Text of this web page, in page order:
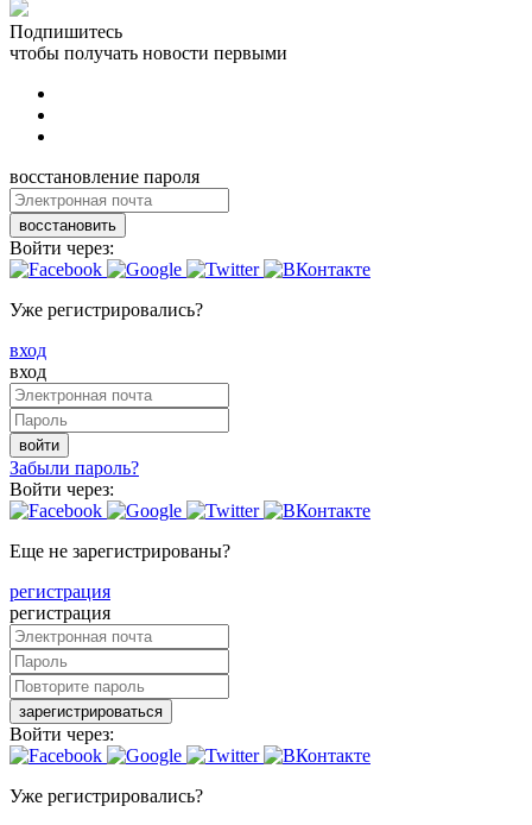
Подпишитесь
чтобы получать новости первыми
восстановление пароля
восстановить
Войти через:
Уже регистрировались?
вход
вход
войти
Забыли пароль?
Войти через:
Еще не зарегистрированы?
регистрация
регистрация
зарегистрироваться
Войти через:
Уже регистрировались?